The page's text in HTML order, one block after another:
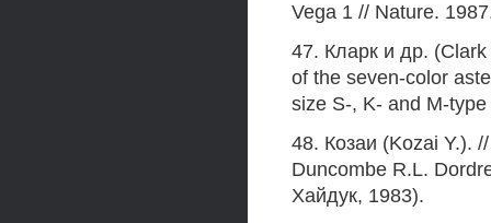
Vega 1 // Nature.
47. Кларк и др.
of the seven-color
size S-, K- and M-
48. Козаи (Kozai Y.).
Duncombe R.L.
Хайдук, 1983).